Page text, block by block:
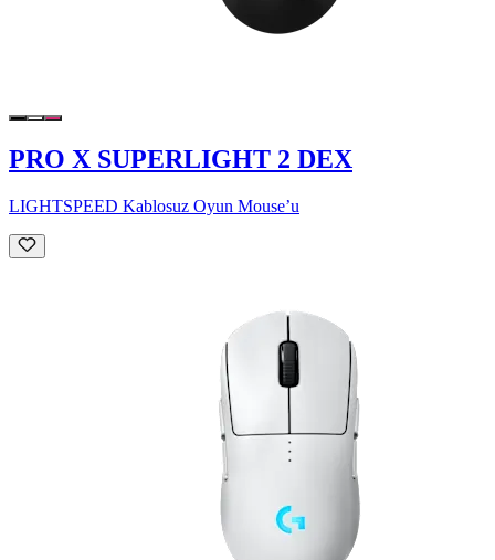
PRO X SUPERLIGHT 2 DEX
LIGHTSPEED Kablosuz Oyun Mouse’u